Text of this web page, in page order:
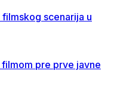
scenarija u
filmom pre prve javne